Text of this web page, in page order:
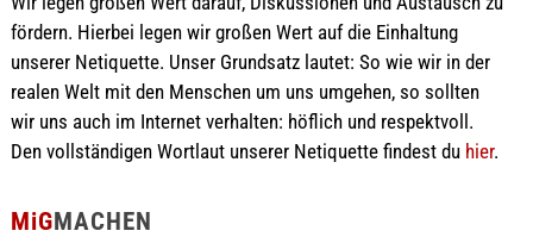
fördern. Hierbei legen wir großen Wert auf die Einhaltung
unserer Netiquette. Unser Grundsatz lautet: So wie wir in der
realen Welt mit den Menschen um uns umgehen, so sollten
wir uns auch im Internet verhalten: höflich und respektvoll.
Den vollständigen Wortlaut unserer Netiquette findest du hier.
MiGMACHEN